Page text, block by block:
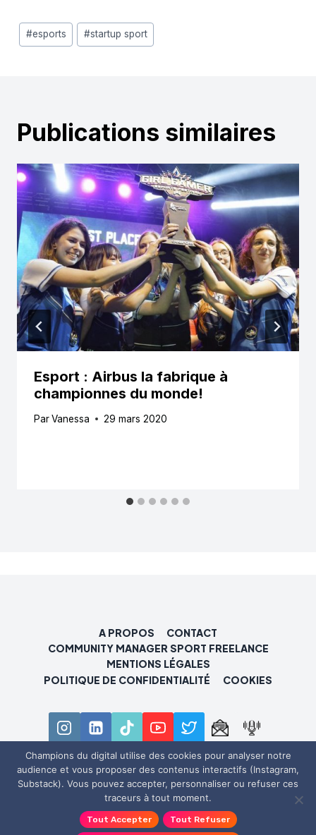
Étiquettes
de
#esports #startup sport
Publications similaires
Esport : Airbus la fabrique à
championnes du monde!
ParVanessa 29 mars 2020
A PROPOS
CONTACT
COMMUNITY MANAGER SPORT FREELANCE
MENTIONS LÉGALES
POLITIQUE DE CONFIDENTIALITÉ
COOKIES
© 2026 Champions du digital
Révoquer le consentement
Champions du digital utilise des cookies pour analyser notre
audience et vous proposer des contenus interactifs (Instagram,
Substack). Vous pouvez accepter, personnaliser ou refuser ces
traceurs à tout moment.
Tout Accepter Tout Refuser